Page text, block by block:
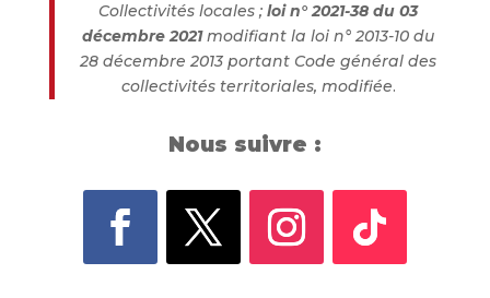
Collectivités locales ;loi n° 2021-38 du 03
décembre 2021modifiant la loi n° 2013-10 du
28 décembre 2013 portant Code général des
collectivités territoriales, modifiée.
Nous suivre :